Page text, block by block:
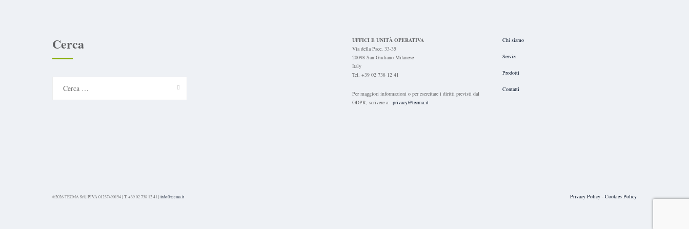
Cerca
UFFICI E UNITÀ OPERATIVA
Via della Pace, 33-35
20098 San Giuliano Milanese
Italy
Tel. +39 02 738 12 41
Per maggiori informazioni o per esercitare i diritti previsti dal
GDPR, scrivere a: privacy@tecma.it
Chi siamo
Servizi
Prodotti
Contatti
©2026 TECMA Srl | P.IVA 01237490154 | T. +39 02 738 12 41 | info@tecma.it Privacy Policy - Cookies Policy